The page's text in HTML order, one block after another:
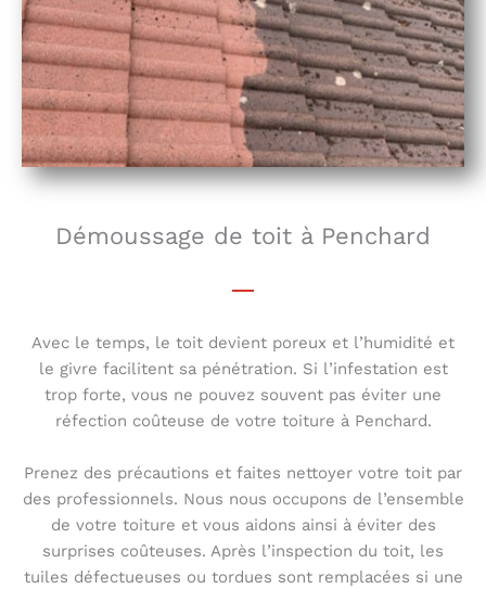
Démoussage de toit à Penchard
Avec le temps, le toit devient poreux et l’humidité et
le givre facilitent sa pénétration. Si l’infestation est
trop forte, vous ne pouvez souvent pas éviter une
réfection coûteuse de votre toiture à Penchard.
Prenez des précautions et faites nettoyer votre toit par
des professionnels. Nous nous occupons de l’ensemble
de votre toiture et vous aidons ainsi à éviter des
surprises coûteuses. Après l’inspection du toit, les
tuiles défectueuses ou tordues sont remplacées si une